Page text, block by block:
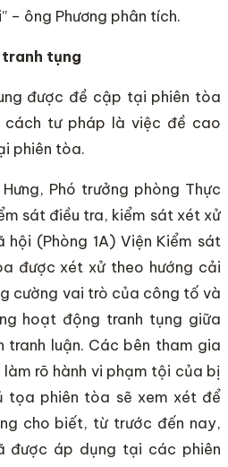
– ông Phương phân tích.
tụng
được đề cập tại phiên tòa
cách tư pháp là việc đề cao
phiên tòa.
Phó trưởng phòng Thực
sát điều tra, kiểm sát xét xử
(Phòng 1A) Viện Kiểm sát
được xét xử theo hướng cải
cường vai trò của công tố và
hoạt động tranh tụng giữa
tranh luận. Các bên tham gia
rõ hành vi phạm tội của bị
tọa phiên tòa sẽ xem xét để
cho biết, từ trước đến nay,
được áp dụng tại các phiên